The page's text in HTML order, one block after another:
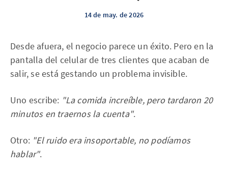
14 de may. de 2026
Desde afuera, el negocio parece un éxito. Pero en la
pantalla del celular de tres clientes que acaban de
salir, se está gestando un problema invisible.
Uno escribe: "La comida increíble, pero tardaron 20
minutos en traernos la cuenta".
Otro: "El ruido era insoportable, no podíamos
hablar".